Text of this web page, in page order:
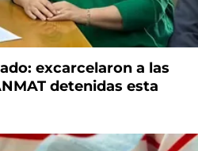
excarcelaron a las
detenidas esta